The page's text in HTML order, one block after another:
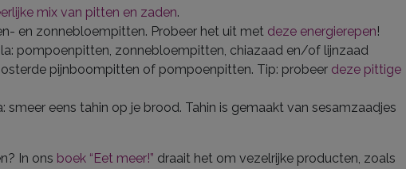
mix van pitten en zaden.
en zonnebloempitten. Probeer het uit met deze energierepen!
pompoenpitten, zonnebloempitten, chiazaad en/of lijnzaad
pijnboompitten of pompoenpitten. Tip: probeer deze pittige
smeer eens tahin op je brood. Tahin is gemaakt van sesamzaadjes
In ons boek “Eet meer!” draait het om vezelrijke producten, zoals